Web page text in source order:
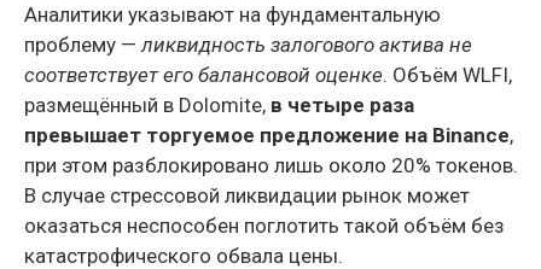
Аналитики указывают на фундаментальную
проблему — ликвидность залогового актива не
соответствует его балансовой оценке. Объём WLFI,
размещённый в Dolomite, в четыре раза
превышает торгуемое предложение на Binance,
при этом разблокировано лишь около 20% токенов.
В случае стрессовой ликвидации рынок может
оказаться неспособен поглотить такой объём без
катастрофического обвала цены.